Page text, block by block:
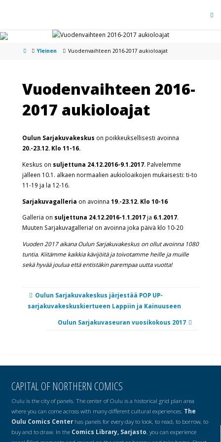
Yleinen Vuodenvaihteen 2016-2017 aukioloajat
Vuodenvaihteen 2016-
2017 aukioloajat
Oulun Sarjakuvakeskus on poikkeuksellisesti avoinna
20.-23.12. Klo 11-16.
Keskus on suljettuna 24.12.2016-9.1.2017. Palvelemme
jälleen 10.1. alkaen normaalien aukioloaikojen mukaisesti: ti-to
11-19 ja la 12-16.
Sarjakuvagalleria on avoinna 19.-23.12. Klo 10-16
Galleria on suljettuna 24.12.2016-1.1.2017ja 6.1.2017.
Muuten Sarjakuvagalleria! on avoinna joka päivä klo 10-20
Vuoden 2017 aikana Oulun Sarjakuvakeskus on ollut avoinna 1080
tuntia. Kiitämme kaikkia kävijöitä ja toivotamme heille ja muille
sekä hyvää joulua että entistäkin parempaa uutta vuotta!
Oulun Sarjakuvakeskus järjestää POP UP-
sarjakuvakeskuskiertueen Lappiin ja Kainuuseen
Oulun Sarjakuvaseuran vuosikokous 2017
CAPITAL OF NORTHERN COMICS
Oulu is the city of panels. The center of Oulu is a historical grid plan area
where you can come across with many different cultural experiences. The
Oulu Comics Centerhas panels for every day to look, to read, to borrow, to
buy and to draw. In the Comics Library, Sarjasto, you can experience